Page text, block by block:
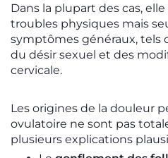
Dans la plupart des cas,
troubles physiques mais
symptômes généraux, tels
du désir sexuel et des
cervicale.
Les origines de la douleur
ovulatoire ne sont pas
plusieurs explications